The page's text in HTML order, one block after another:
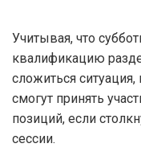
Учитывая, что
квалификацию
сложиться
смогут принять
позиций, если
сессии.